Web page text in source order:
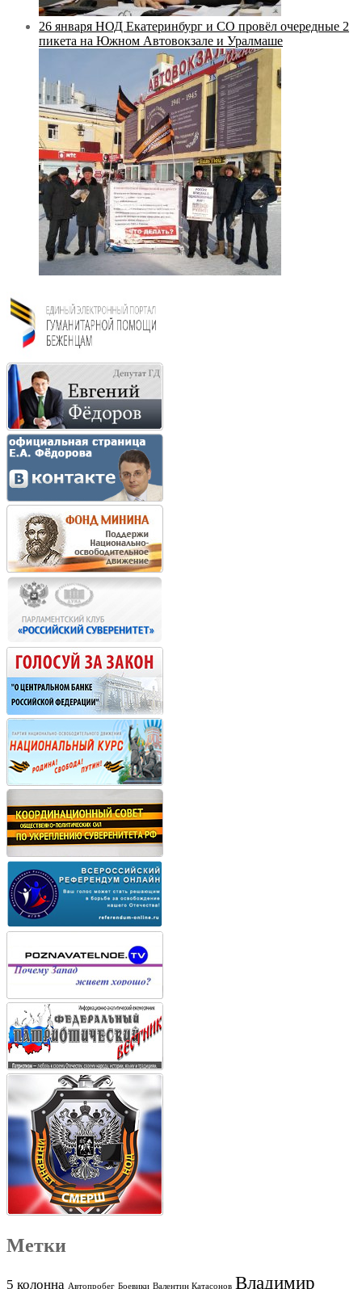
26 января НОД Екатеринбург и СО провёл очередные 2
пикета на Южном Автовокзале и Уралмаше
Метки
5 колонна Автопробег Боевики Валентин Катасонов Владимир